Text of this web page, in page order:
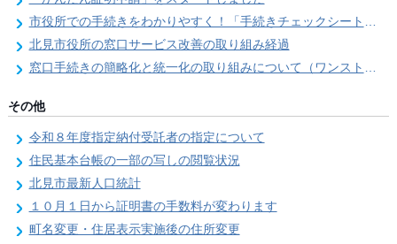
市役所での手続きをわかりやすく！「手続きチェックシート」を導入しました
北見市役所の窓口サービス改善の取り組み経過
窓口手続きの簡略化と統一化の取り組みについて（ワンストップサービス推進事業）
その他
令和８年度指定納付受託者の指定について
住民基本台帳の一部の写しの閲覧状況
北見市最新人口統計
１０月１日から証明書の手数料が変わります
町名変更・住居表示実施後の住所変更